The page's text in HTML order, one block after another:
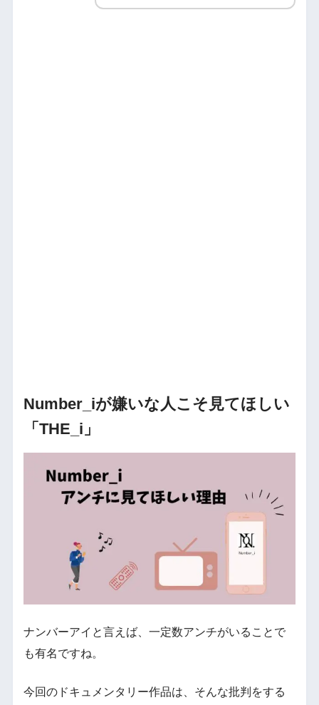
Number_iが嫌いな人こそ見てほしい
「THE_i」
ナンバーアイと言えば、一定数アンチがいることで
も有名ですね。
今回のドキュメンタリー作品は、そんな批判をする